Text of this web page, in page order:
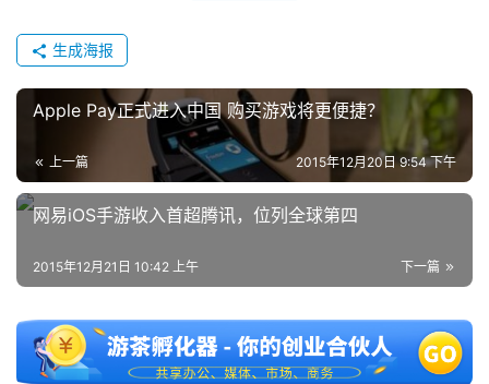
生成海报
Apple Pay正式进入中国 购买游戏将更便捷？
上一篇 2015年12月20日 9:54 下午
网易iOS手游收入首超腾讯，位列全球第四
下一篇
2015年12月21日 10:42 上午